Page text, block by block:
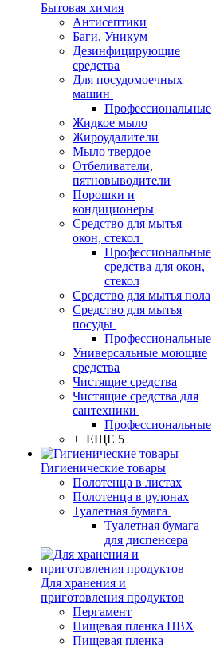
Бытовая химия
Антисептики
Баги, Уникум
Дезинфицирующие
средства
Для посудомоечных
машин
Профессиональные
Жидкое мыло
Жироудалители
Мыло твердое
Отбеливатели,
пятновыводители
Порошки и
кондиционеры
Средство для мытья
окон, стекол
Профессиональные
средства для окон,
стекол
Средство для мытья пола
Средство для мытья
посуды
Профессиональные
Универсальные моющие
средства
Чистящие средства
Чистящие средства для
сантехники
Профессиональные
+ ЕЩЕ 5
Гигиенические товары
Полотенца в листах
Полотенца в рулонах
Туалетная бумага
Туалетная бумага
для диспенсера
Для хранения и
приготовления продуктов
Пергамент
Пищевая пленка ПВХ
Пищевая пленка